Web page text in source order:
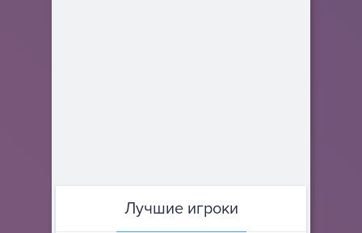
Лучшие игроки